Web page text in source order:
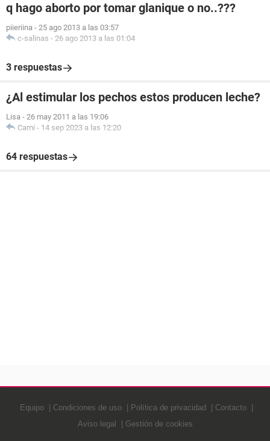
q hago aborto por tomar glanique o no..???
piieriina - 25 ago 2013 a las 03:57
c-salinas - 26 ago 2013 a las 01:04
3 respuestas
¿Al estimular los pechos estos producen leche?
Lisa - 26 may 2011 a las 19:06
Cami - 14 sep 2023 a las 12:20
64 respuestas
Equipo Condiciones de uso Política de privacidad
Contacto
Aviso legal
Gestión de cookies